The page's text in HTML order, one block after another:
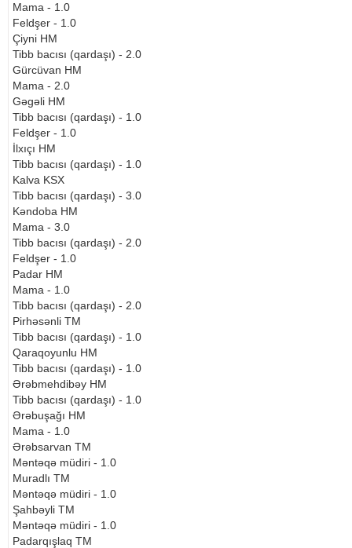
Mama - 1.0
Feldşer - 1.0
Çiyni HM
Tibb bacısı (qardaşı) - 2.0
Gürcüvan HM
Mama - 2.0
Gəgəli HM
Tibb bacısı (qardaşı) - 1.0
Feldşer - 1.0
İlxıçı HM
Tibb bacısı (qardaşı) - 1.0
Kalva KSX
Tibb bacısı (qardaşı) - 3.0
Kəndoba HM
Mama - 3.0
Tibb bacısı (qardaşı) - 2.0
Feldşer - 1.0
Padar HM
Mama - 1.0
Tibb bacısı (qardaşı) - 2.0
Pirhəsənli TM
Tibb bacısı (qardaşı) - 1.0
Qaraqoyunlu HM
Tibb bacısı (qardaşı) - 1.0
Ərəbmehdibəy HM
Tibb bacısı (qardaşı) - 1.0
Ərəbuşağı HM
Mama - 1.0
Ərəbsarvan TM
Məntəqə müdiri - 1.0
Muradlı TM
Məntəqə müdiri - 1.0
Şahbəyli TM
Məntəqə müdiri - 1.0
Padarqışlaq TM